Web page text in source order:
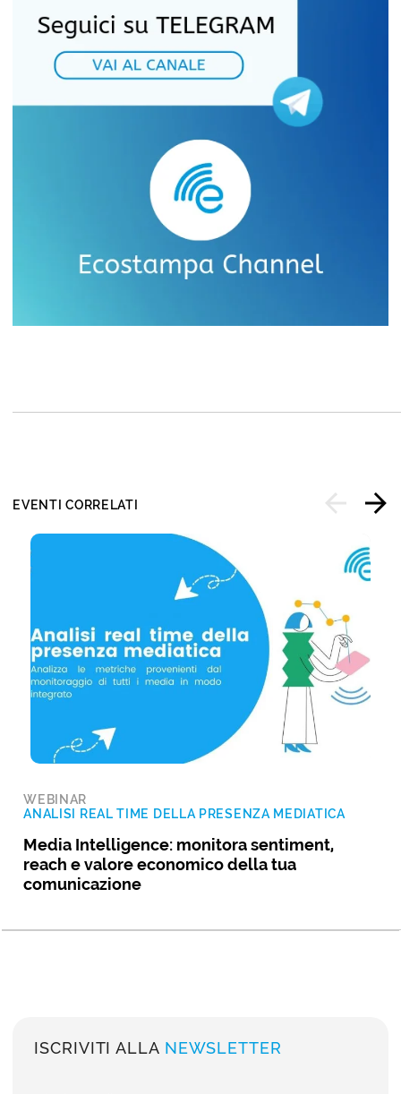
EVENTI CORRELATI
WEBINAR
ANALISI REAL TIME DELLA PRESENZA MEDIATICA
Media Intelligence: monitora sentiment,
reach e valore economico della tua
comunicazione
ISCRIVITI ALLA NEWSLETTER